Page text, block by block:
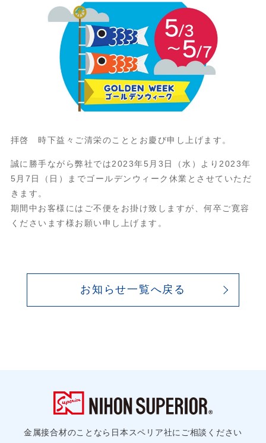
拝啓 時下益々ご清栄のこととお慶び申し上げます。
誠に勝手ながら弊社では2023年5月3日（水）より2023年
5月7日（日）までゴールデンウィーク休業とさせていただ
きます。
期間中お客様にはご不便をお掛け致しますが、何卒ご寛容
くださいます様お願い申し上げます。
お知らせ一覧へ戻る
金属接合材のことなら日本スペリア社にご相談ください